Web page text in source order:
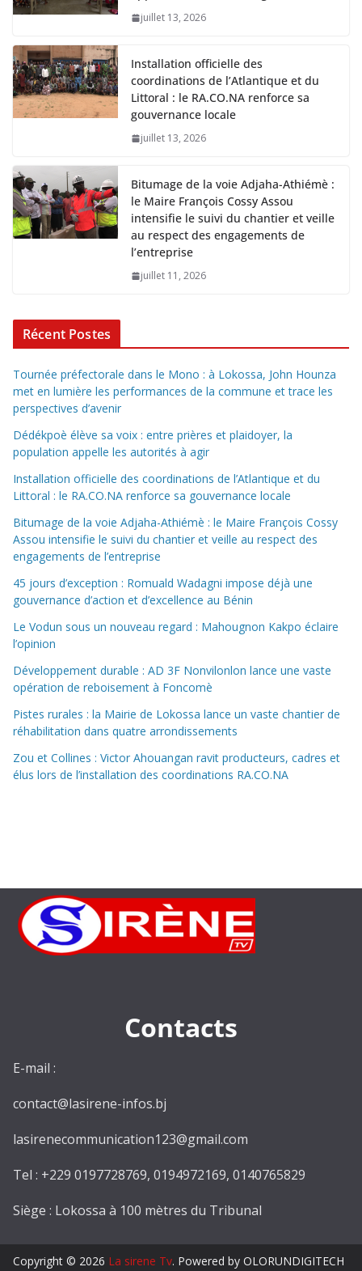
juillet 13, 2026
Installation officielle des
coordinations de l’Atlantique et du
Littoral : le RA.CO.NA renforce sa
gouvernance locale
juillet 13, 2026
Bitumage de la voie Adjaha-Athiémè :
le Maire François Cossy Assou
intensifie le suivi du chantier et veille
au respect des engagements de
l’entreprise
juillet 11, 2026
Récent Postes
Tournée préfectorale dans le Mono : à Lokossa, John Hounza
met en lumière les performances de la commune et trace les
perspectives d’avenir
Dédékpoè élève sa voix : entre prières et plaidoyer, la
population appelle les autorités à agir
Installation officielle des coordinations de l’Atlantique et du
Littoral : le RA.CO.NA renforce sa gouvernance locale
Bitumage de la voie Adjaha-Athiémè : le Maire François Cossy
Assou intensifie le suivi du chantier et veille au respect des
engagements de l’entreprise
45 jours d’exception : Romuald Wadagni impose déjà une
gouvernance d’action et d’excellence au Bénin
Le Vodun sous un nouveau regard : Mahougnon Kakpo éclaire
l’opinion
Développement durable : AD 3F Nonvilonlon lance une vaste
opération de reboisement à Foncomè
Pistes rurales : la Mairie de Lokossa lance un vaste chantier de
réhabilitation dans quatre arrondissements
Zou et Collines : Victor Ahouangan ravit producteurs, cadres et
élus lors de l’installation des coordinations RA.CO.NA
Contacts
E-mail :
contact@lasirene-infos.bj
lasirenecommunication123@gmail.com
Tel : +229 0197728769, 0194972169, 0140765829
Siège : Lokossa à 100 mètres du Tribunal
Copyright © 2026 La sirene Tv. Powered by OLORUNDIGITECH